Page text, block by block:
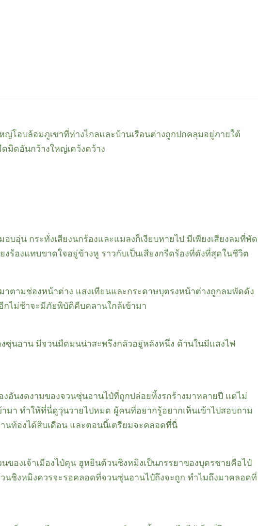
โอบล้อมภูเขาที่ห่างไกลและบ้านเรือนต่างถูกปกคลุมอยู่ภายใต้
มิดอันกว้างใหญ่เคว้งคว้าง
บอุ่น กระทั่งเสียงนกร้องและแมลงก็เงียบหายไป มีเพียงเสียงลมที่พัด
งร้องแทบขาดใจอยู่ข้างหู ราวกับเป็นเสียงกรีดร้องที่ดังที่สุดในชีวิต
าตามช่องหน้าต่าง แสงเทียนและกระดาษบุตรงหน้าต่างถูกลมพัดดัง
กไม่ช้าจะมีภัยพิบัติคืบคลานใกล้เข้ามา
งซุ่นอาน มีจวนมืดมนน่าสะพรึงกลัวอยู่หลังหนึ่ง ด้านในมีแสงไฟ
งอันงดงามของจวนซุ่นอานไป๋ที่ถูกปล่อยทิ้งรกร้างมาหลายปี แต่ไม่
มา ทำให้ที่นี่ดูวุ่นวายไปหมด ผู้คนที่อยากรู้อยากเห็นเข้าไปสอบถาม
นท้องได้สิบเดือน และตอนนี้เตรียมจะคลอดที่นี่
ของเจ้าเมืองไป๋คุน ฮูหยินต้วนชิงหมิงเป็นภรรยาของบุตรชายคือไป๋
นชิงหมิงควรจะรอคลอดที่จวนซุ่นอานไป๋ถึงจะถูก ทำไมถึงมาคลอดที่